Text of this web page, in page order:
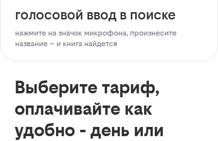
голосовой ввод в поиске
нажмите на значок микрофона, произнесите
название – и книга найдется
Выберите тариф,
оплачивайте как
удобно - день или